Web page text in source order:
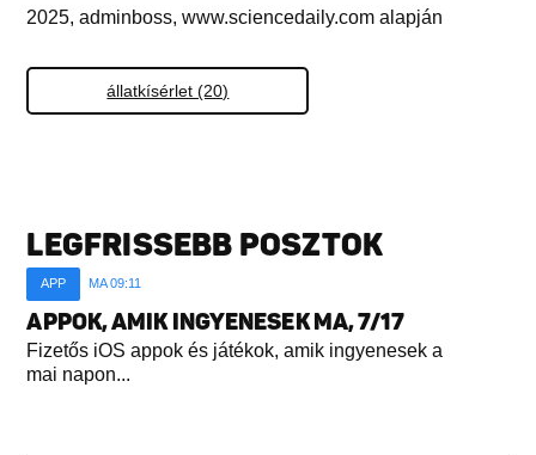
2025, adminboss, www.sciencedaily.com alapján
állatkísérlet (20)
LEGFRISSEBB POSZTOK
APP MA 09:11
APPOK, AMIK INGYENESEK MA, 7/17
Fizetős iOS appok és játékok, amik ingyenesek a
mai napon...